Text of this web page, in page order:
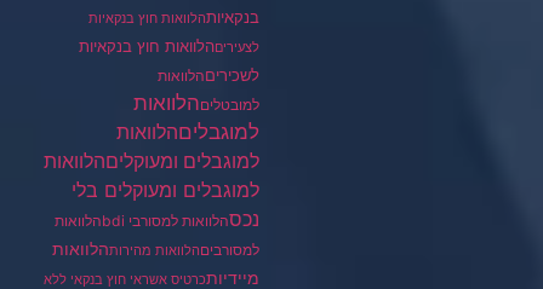
בנקאיותהלוואות חוץ בנקאיות
לצעיריםהלוואות חוץ בנקאיות
לשכיריםהלוואות
למובטליםהלוואות
למוגבליםהלוואות
למוגבלים ומעוקליםהלוואות
למוגבלים ומעוקלים בלי
נכסהלוואות למסורבי bdi
הלוואות
למסורביםהלוואות מהירותהלוואות
מיידיותכרטיס אשראי חוץ בנקאי ללא